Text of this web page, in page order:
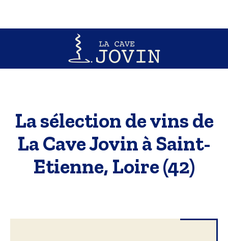
La sélection de vins de
La Cave Jovin à Saint-
Etienne, Loire (42)